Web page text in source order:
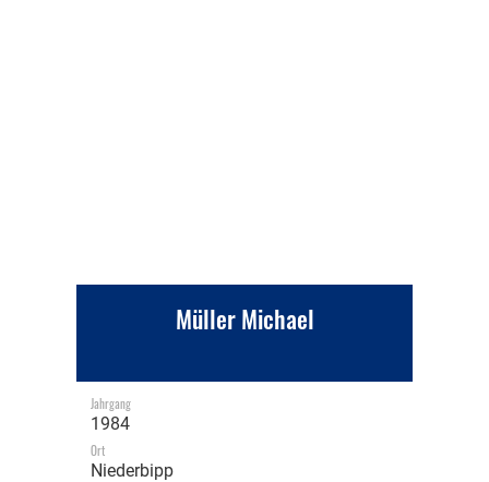
Müller Michael
Jahrgang
1984
Ort
Niederbipp